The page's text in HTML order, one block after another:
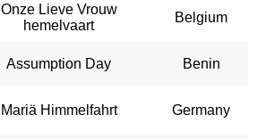
Onze Lieve Vrouw
hemelvaart
Belgium
Assumption Day Benin
Mariä Himmelfahrt Germany